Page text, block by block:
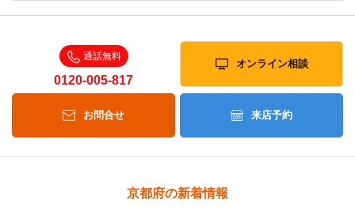
通話無料
0120-005-817
オンライン相談
お問合せ 来店予約
京都府の新着情報